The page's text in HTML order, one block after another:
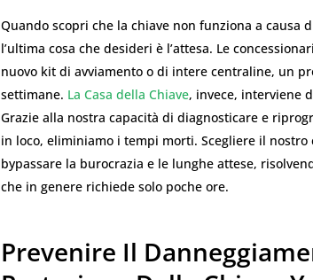
Quando scopri che la chiave non funziona a causa
l’ultima cosa che desideri è l’attesa. Le
nuovo kit di avviamento o di intere centraline, un
settimane. La Casa della Chiave, invece, interviene
Grazie alla nostra capacità di diagnosticare e
in loco, eliminiamo i tempi morti. Scegliere il
bypassare la burocrazia e le lunghe attese,
che in genere richiede solo poche ore.
Prevenire Il